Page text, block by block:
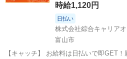
時給1,120円
日払い
株式会社綜合キャリア
富山市
【キャッチ】 お給料は日払いで即GET